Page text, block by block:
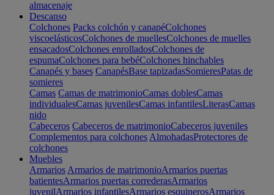
almacenaje
Descanso
Colchones Packs colchón y canapéColchones
viscoelásticosColchones de muellesColchones de muelles
ensacadosColchones enrolladosColchones de
espumaColchones para bebéColchones hinchables
Canapés y bases CanapésBase tapizadasSomieresPatas de
somieres
Camas Camas de matrimonioCamas doblesCamas
individualesCamas juvenilesCamas infantilesLiterasCamas
nido
Cabeceros Cabeceros de matrimonioCabeceros juveniles
Complementos para colchones AlmohadasProtectores de
colchones
Muebles
Armarios Armarios de matrimonioArmarios puertas
batientesArmarios puertas correderasArmarios
juvenilArmarios infantilesArmarios esquinerosArmarios